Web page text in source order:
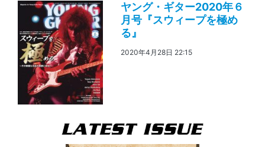
ヤング・ギター2020年６
月号『スウィープを極め
る』
2020年4月28日 22:15